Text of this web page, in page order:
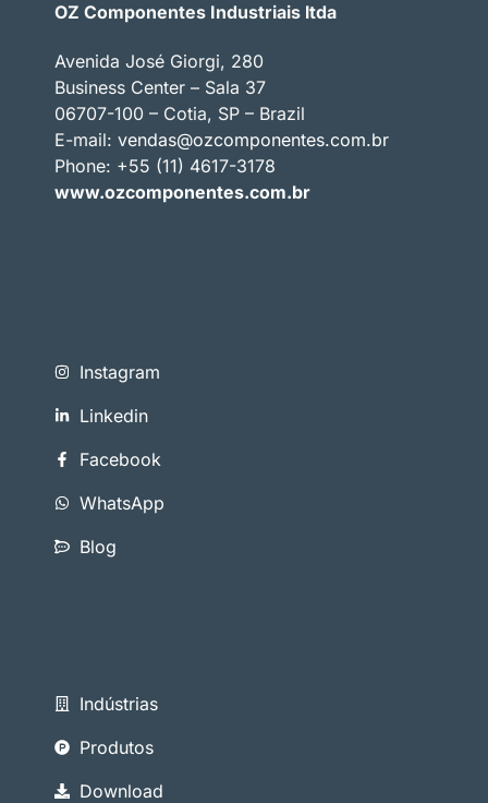
OZ Componentes Industriais ltda
Avenida José Giorgi, 280
Business Center – Sala 37
06707-100 – Cotia, SP – Brazil
E-mail: vendas@ozcomponentes.com.br
Phone: +55 (11) 4617-3178
www.ozcomponentes.com.br
Instagram
Linkedin
Facebook
WhatsApp
Blog
Indústrias
Produtos
Download